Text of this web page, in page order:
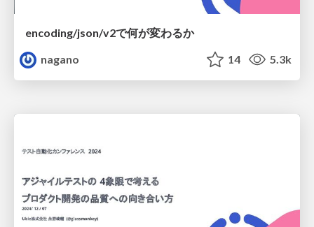
encoding/json/v2で何が変わるか
nagano
14 5.3k